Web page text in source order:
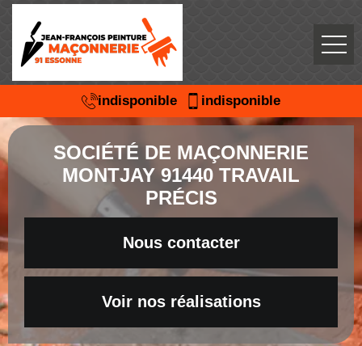
indisponible indisponible
SOCIÉTÉ DE MAÇONNERIE
MONTJAY 91440 TRAVAIL
PRÉCIS
Nous contacter
Voir nos réalisations